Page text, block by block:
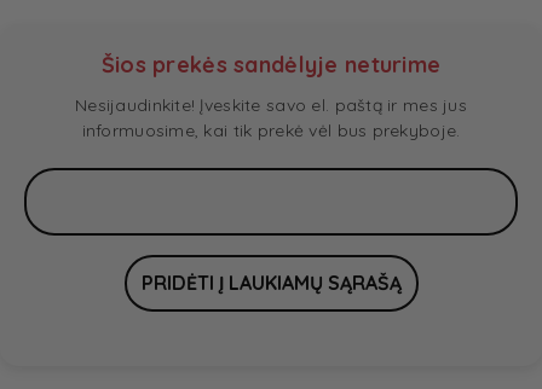
Šios prekės sandėlyje neturime
Nesijaudinkite! Įveskite savo el. paštą ir mes jus
informuosime, kai tik prekė vėl bus prekyboje.